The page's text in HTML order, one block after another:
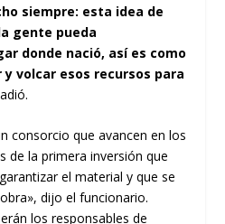
siempre: esta idea de
gente pueda
donde nació, así es como
volcar esos recursos para
consorcio que avancen en los
de la primera inversión que
el material y que se
dijo el funcionario.
los responsables de